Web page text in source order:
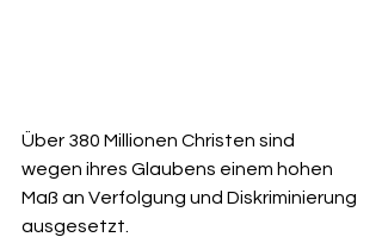
Über 380 Millionen Christen sind
wegen ihres Glaubens einem hohen
Maß an Verfolgung und Diskriminierung
ausgesetzt.